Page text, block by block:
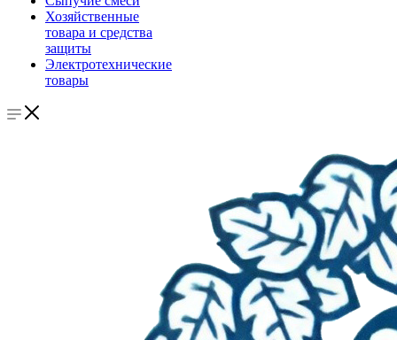
Хозяйственные
товара и средства
защиты
Электротехнические
товары